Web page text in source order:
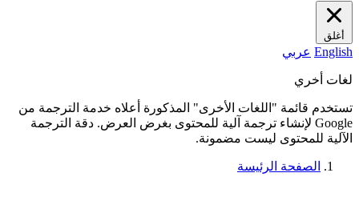
أغلق
English عربي
لغات أخري
تستخدم قائمة "اللغات الأخرى" المذكورة أعلاه خدمة الترجمة من
Google لإنشاء ترجمة آلية للمحتوى بغرض العرض. دقة الترجمة
الآلية للمحتوى ليست مضمونة.
الصفحة الرئيسة